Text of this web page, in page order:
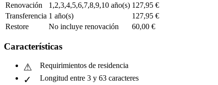
Renovación
1,2,3,4,5,6,7,8,9,10 año(s) 127,95 €
Transferencia 1 año(s)
127,95 €
Restore
No incluye renovación 60,00 €
Características
Requirimientos de residencia
Longitud entre 3 y 63 caracteres